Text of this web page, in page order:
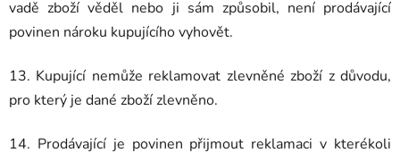
vadě zboží věděl nebo ji sám způsobil, není prodávající
povinen nároku kupujícího vyhovět.
13. Kupující nemůže reklamovat zlevněné zboží z důvodu,
pro který je dané zboží zlevněno.
14. Prodávající je povinen přijmout reklamaci v kterékoli